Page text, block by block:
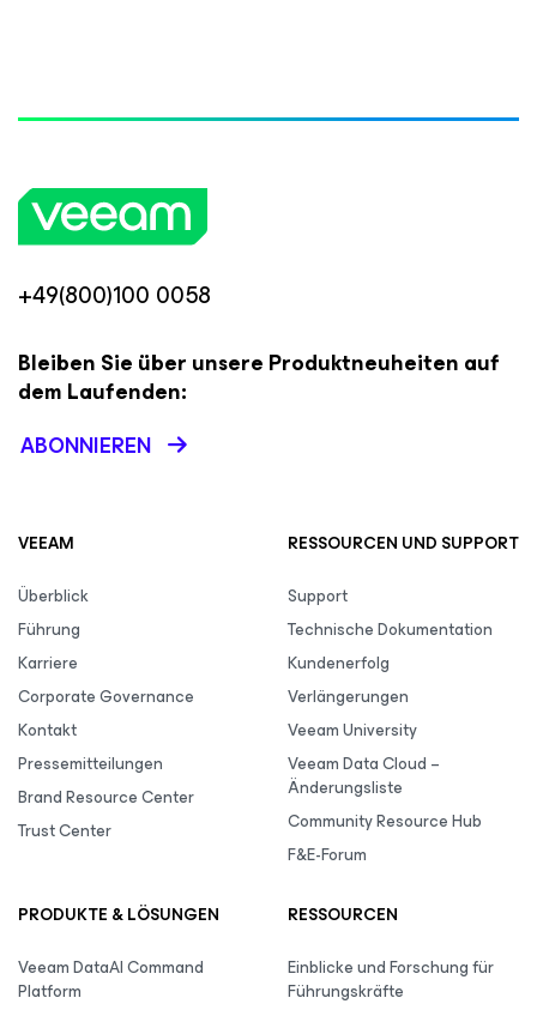
+49(800)100 0058
Bleiben Sie über unsere Produktneuheiten auf
dem Laufenden:
ABONNIEREN
VEEAM
Überblick
Führung
Karriere
Corporate Governance
Kontakt
Pressemitteilungen
Brand Resource Center
Trust Center
RESSOURCEN UND SUPPORT
Support
Technische Dokumentation
Kundenerfolg
Verlängerungen
Veeam University
Veeam Data Cloud –
Änderungsliste
Community Resource Hub
F&E-Forum
PRODUKTE & LÖSUNGEN
Veeam DataAI Command
Platform
RESSOURCEN
Einblicke und Forschung für
Führungskräfte